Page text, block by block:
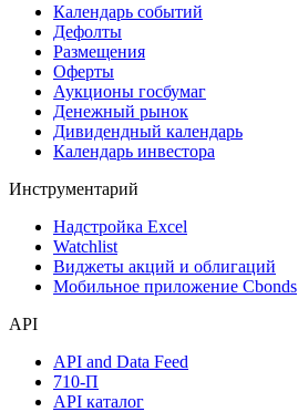
Календарь событий
Дефолты
Размещения
Оферты
Аукционы госбумаг
Денежный рынок
Дивидендный календарь
Календарь инвестора
Инструментарий
Надстройка Excel
Watchlist
Виджеты акций и облигаций
Мобильное приложение Cbonds
API
API and Data Feed
710-П
API каталог